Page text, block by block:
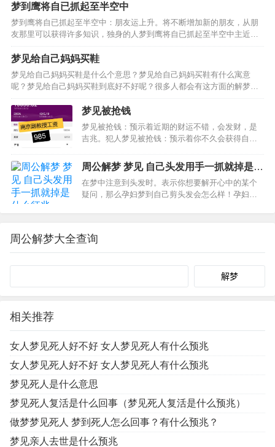
乃是偏财运旺盛之人，心思细腻之人梦之，戊土之象征，凡事…
梦到鹰将自已抓起至半空中
梦到鹰将自已抓起至半空中：朋友运上升。将不断增加新的朋友，从朋
友那里可以获得许多知识，独身的人梦到鹰将自已抓起至半空中主近期
爱情运势。沟通方面的问题往往会引发恋情的大变动。一直在心里酝酿
的想法有付诸实现的机会：职场新人梦到鹰将自已抓起至半空…
梦见给自己妈妈买鞋
梦见给自己妈妈买鞋是什么个意思？梦见给自己妈妈买鞋有什么寓意
呢？梦见给自己妈妈买鞋到底好不好呢？很多人都会有这方面的解梦疑
惑。一、梦见给自己妈妈买鞋预示着你的事业上会有很大的拓展空间，
做事情也比较的顺心，二、已婚者梦见给自己妈妈买鞋预示着你…
梦见被抢钱
梦见被抢钱：预示着近期的财运不错，会发财，是
吉兆。犯人梦见被抢钱：预示着你不久会获得自
钱被抢男人梦见钱被抢：预示着你不久会出远门，
可以慢慢的等待。梦见钱包被抢梦见抢钱梦见被抢
钱：会有意外的收入。梦…
周公解梦 梦见 自己头发用手一抓就掉是什
么征兆
在梦中注意到头发时。表示你想要解开心中的某个
疑问，那么孕妇梦到自己剪头发会怎么样！孕妇梦
多女性喜欢…
周公解梦大全查询
相关推荐
女人梦见死人好不好 女人梦见死人有什么预兆
女人梦见死人好不好 女人梦见死人有什么预兆
梦见死人是什么意思
梦见死人复活是什么回事（梦见死人复活是什么预兆）
做梦梦见死人 梦到死人怎么回事？有什么预兆？
梦见亲人去世是什么预兆